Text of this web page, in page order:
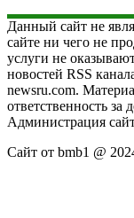
Данный сайт не
сайте ни чего не
услуги не
новостей RSS
newsru.com.
ответственность за
Администрация
Сайт от bmb1 @